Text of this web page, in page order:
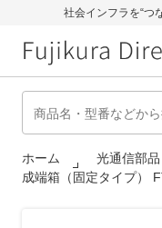
社会インフラを“つ
ホーム 光通信部品
成端箱（固定タイプ）